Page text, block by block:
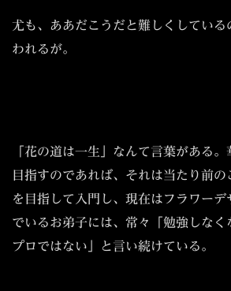
尤も、ああだこうだと難しくしている
われるが。
「花の道は一生」なんて言葉がある
目指すのであれば、それは当たり前
を目指して入門し、現在はフラワーデ
でいるお弟子には、常々「勉強しなく
プロではない」と言い続けている。